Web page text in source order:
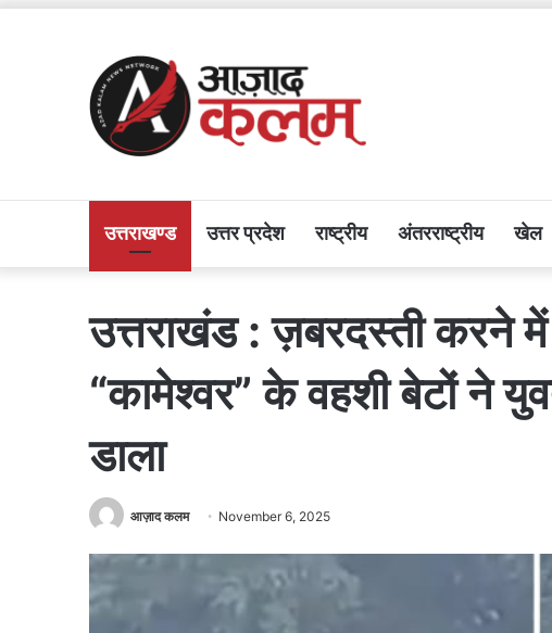
उत्तराखण्ड उत्तर प्रदेश राष्ट्रीय अंतरराष्ट्रीय खेल
उत्तराखंड : ज़बरदस्ती करने
“कामेश्वर” के वहशी बेटों ने
डाला
आज़ाद कलम November 6, 2025